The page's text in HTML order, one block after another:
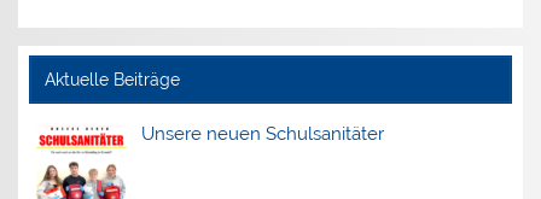
Aktuelle Beiträge
Unsere neuen Schulsanitäter